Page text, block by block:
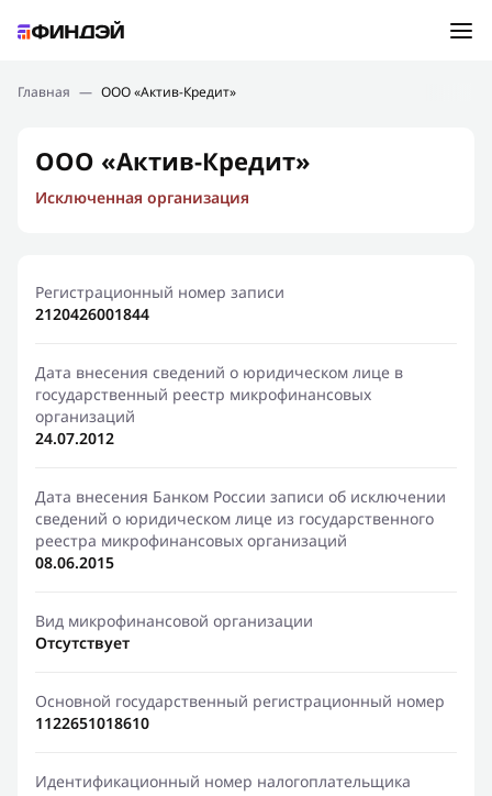
Подбор займа
Новости
Финансовое просвещение
Главная — ООО «Актив-Кредит»
ООО «Актив-Кредит»
Исключенная организация
Регистрационный номер записи
2120426001844
Дата внесения сведений о юридическом лице в
государственный реестр микрофинансовых
организаций
24.07.2012
Дата внесения Банком России записи об исключении
сведений о юридическом лице из государственного
реестра микрофинансовых организаций
08.06.2015
Вид микрофинансовой организации
Отсутствует
Основной государственный регистрационный номер
1122651018610
Идентификационный номер налогоплательщика
Ошибка:Контактная форма не найдена.
Спасибо, что написали нам
Мы свяжемся с Вами в ближайшее время и сообщим
результат
Отправить новый запрос